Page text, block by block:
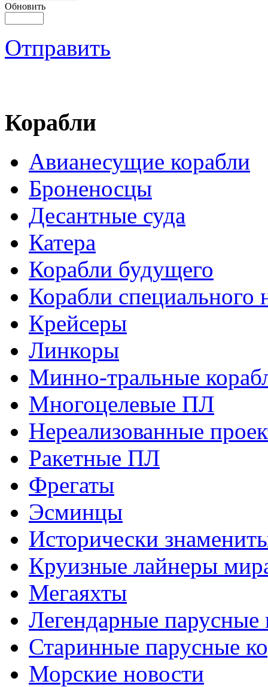
Обновить
Отправить
Корабли
Авианесущие корабли
Броненосцы
Десантные суда
Катера
Корабли будущего
Корабли специального
Крейсеры
Линкоры
Минно-тральные
Многоцелевые ПЛ
Нереализованные
Ракетные ПЛ
Фрегаты
Эсминцы
Исторически
Круизные лайнеры
Мегаяхты
Легендарные парусные
Старинные парусные
Морские новости